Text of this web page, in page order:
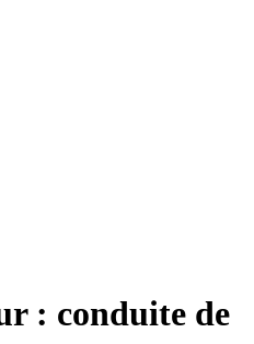
: conduite de